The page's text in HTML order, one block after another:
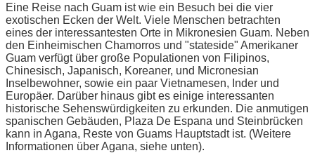
Eine Reise nach Guam ist wie ein Besuch bei die vier
exotischen Ecken der Welt. Viele Menschen betrachten
eines der interessantesten Orte in Mikronesien Guam. Neben
den Einheimischen Chamorros und "stateside" Amerikaner
Guam verfügt über große Populationen von Filipinos,
Chinesisch, Japanisch, Koreaner, und Micronesian
Inselbewohner, sowie ein paar Vietnamesen, Inder und
Europäer. Darüber hinaus gibt es einige interessanten
historische Sehenswürdigkeiten zu erkunden. Die anmutigen
spanischen Gebäuden, Plaza De Espana und Steinbrücken
kann in Agana, Reste von Guams Hauptstadt ist. (Weitere
Informationen über Agana, siehe unten).